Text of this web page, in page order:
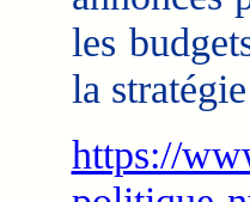
les
la
https://